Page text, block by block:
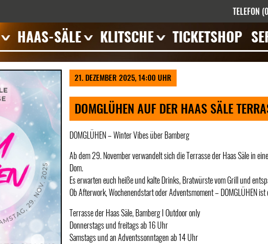
TELEFON
HAAS-SÄLE
Terrasse
Veranstaltungen
Impressionen
Geschichte
Mieten
KLITSCHE
Veranstaltungen
TICKETSHOP
21. DEZEMBER 2025, 14:00 UHR
DOMGLÜHEN AUF DER HAAS SÄLE
DOMGLÜHEN – Winter Vibes über Bamberg
Ab dem 29. November verwandelt sich die Terrasse der Haas Säle in
Dom.
Es erwarten euch heiße und kalte Drinks, Bratwürste vom Grill und
Ob Afterwork, Wochenendstart oder Adventsmoment – DOMGLÜHEN
Terrasse der Haas Säle, Bamberg I Outdoor only
Donnerstags und freitags ab 16 Uhr
Samstags und an Adventssonntagen ab 14 Uhr